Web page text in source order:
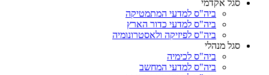
סגל אקדמי
ביה"ס למדעי המתמטיקה
ביה"ס למדעי כדור הארץ
ביה"ס לפיזיקה ולאסטרונומיה
סגל מנהלי
ביה"ס לכימיה
ביה"ס למדעי המחשב